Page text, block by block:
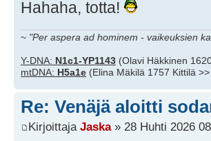
Hahaha, totta!
~ "Per aspera ad hominem - vaikeuksien
Y-DNA: N1c1-YP1143 (Olavi Häkkinen
mtDNA: H5a1e (Elina Mäkilä 1757 Kittilä
Re: Venäjä aloitti
Kirjoittaja Jaska» 28 Huhti 2026